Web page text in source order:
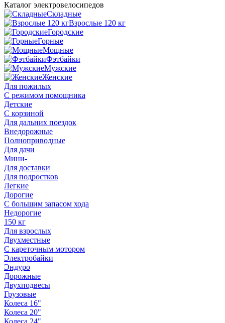
Каталог электровелосипедов
Складные
Взрослые 120 кг
Городские
Горные
Мощные
Фэтбайки
Мужские
Женские
Для пожилых
С режимом помощника
Детские
С корзиной
Для дальних поездок
Внедорожные
Полноприводные
Для дачи
Мини-
Для доставки
Для подростков
Легкие
Дорогие
С большим запасом хода
Недорогие
150 кг
Для взрослых
Двухместные
С кареточным мотором
Электробайки
Эндуро
Дорожные
Двухподвесы
Грузовые
Колеса 16"
Колеса 20"